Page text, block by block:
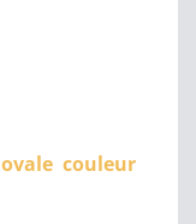
couleur